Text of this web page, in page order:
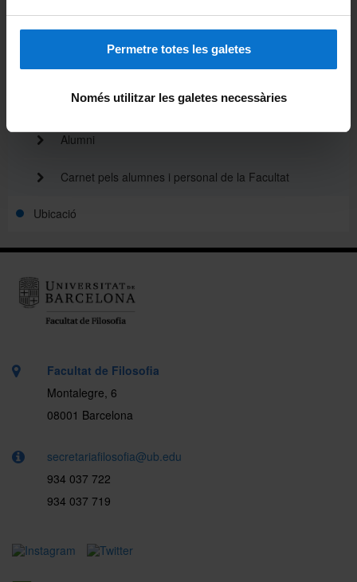
Permetre totes les galetes
Només utilitzar les galetes necessàries
Agenda
Beques de col·laboració
Alumni
Carnet pels alumnes i personal de la Facultat
Ubicació
Facultat de Filosofia
Montalegre, 6
08001 Barcelona
secretariafilosofia@ub.edu
934 037 722
934 037 719